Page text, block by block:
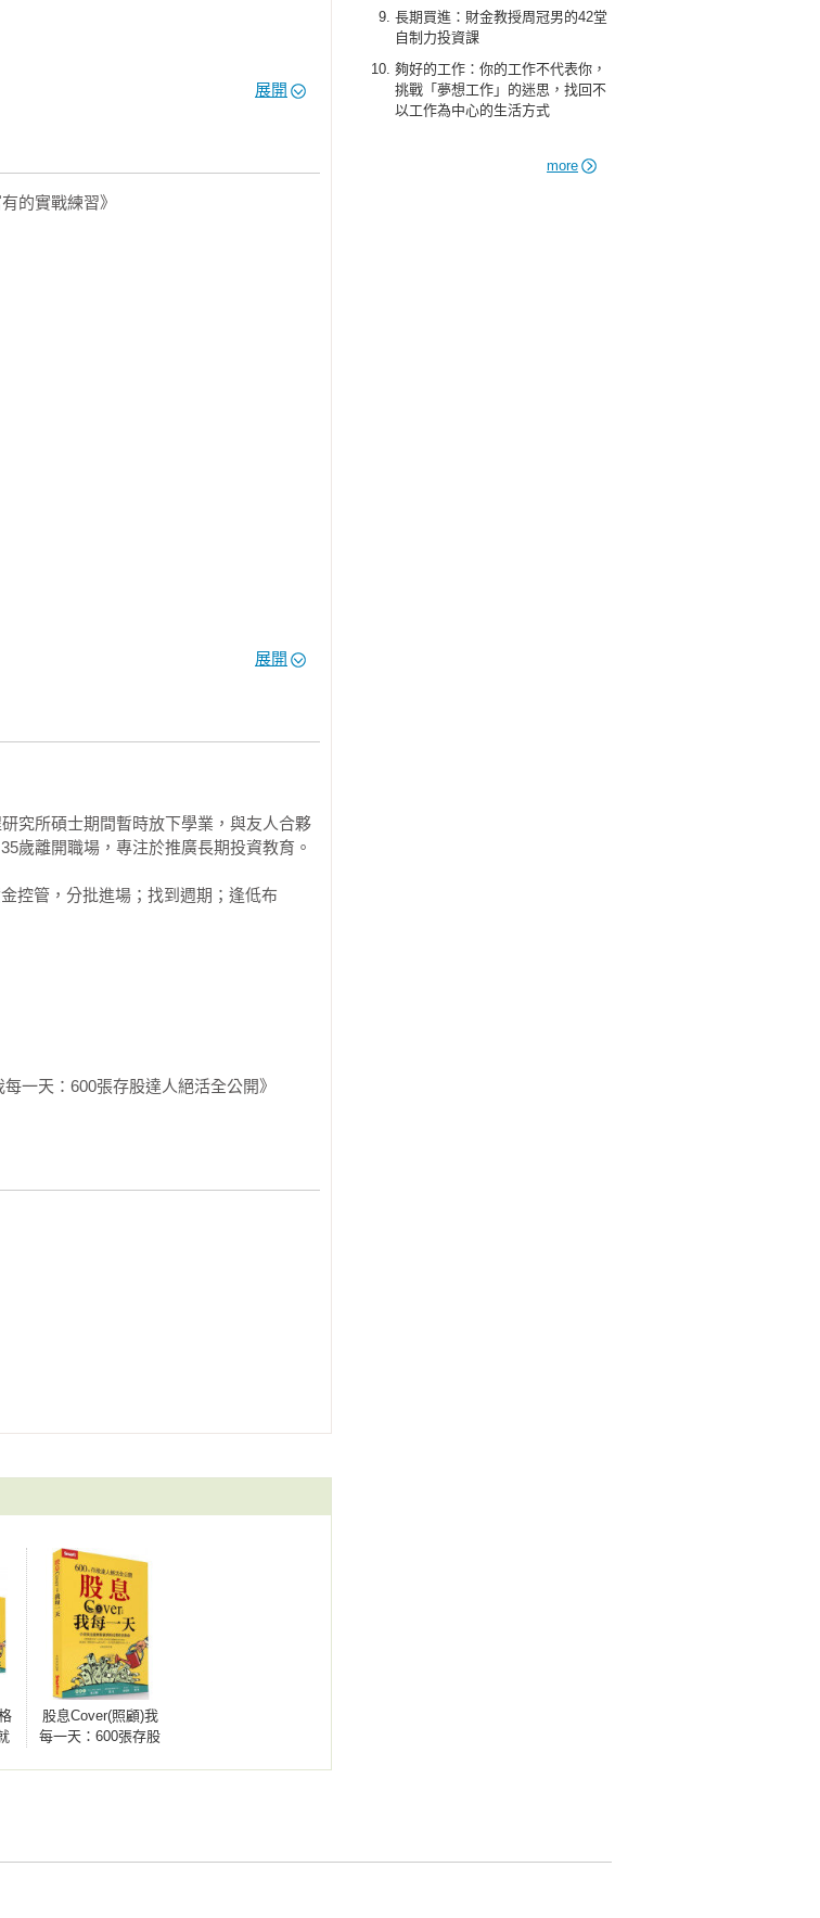
長期買進：財金教授周冠男的42堂
自制力投資課
夠好的工作：你的工作不代表你，
挑戰「夢想工作」的迷思，找回不
以工作為中心的生活方式
more
投資價值解析。
型科技股的耀眼前景？精選科技型ETF一
市場趨勢尋找穩中透強的投資標的。
。
官股金控預計上繳金額試算股利。
投資！搭配複利的滾存力量，在15年累積
》等知名媒體轉載
，他領到的兆豐金股息將高達92萬元。
用行動落實他的投資中心思想──「專注本
」，既簡單，又能穩定獲利！
者資金控管的智慧。不想買在最高點、不
布局，買到每一次微笑曲線！
一個時段會有很高的機率下跌；每年除息
原因，就有機會抓到低檔布局的好機會。
進場方法混搭，漲時不錯過，跌時不放
提前在年底前就能從財政部預算書找線
展開
的實戰練習》
展開
究所碩士期間暫時放下學業，與友人合夥
歲離開職場，專注於推廣長期投資教育。
控管，分批進場；找到週期；逢低布
一天：600張存股達人絕活全公開》
股息Cover(照顧)我
每一天：600張存股